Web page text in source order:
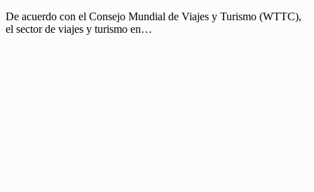
De acuerdo con el Consejo Mundial de Viajes y Turismo (WTTC),
el sector de viajes y turismo en…